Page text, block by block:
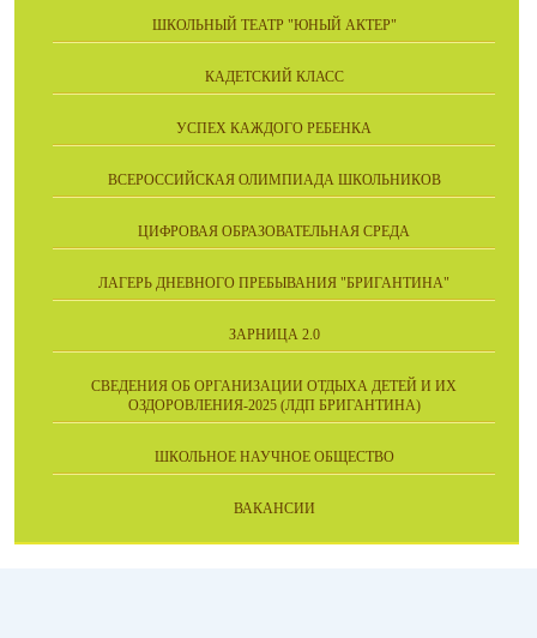
ШКОЛЬНЫЙ ТЕАТР "ЮНЫЙ АКТЕР"
КАДЕТСКИЙ КЛАСС
УСПЕХ КАЖДОГО РЕБЕНКА
ВСЕРОССИЙСКАЯ ОЛИМПИАДА ШКОЛЬНИКОВ
ЦИФРОВАЯ ОБРАЗОВАТЕЛЬНАЯ СРЕДА
ЛАГЕРЬ ДНЕВНОГО ПРЕБЫВАНИЯ "БРИГАНТИНА"
ЗАРНИЦА 2.0
СВЕДЕНИЯ ОБ ОРГАНИЗАЦИИ ОТДЫХА ДЕТЕЙ И ИХ
ОЗДОРОВЛЕНИЯ-2025 (ЛДП БРИГАНТИНА)
ШКОЛЬНОЕ НАУЧНОЕ ОБЩЕСТВО
ВАКАНСИИ